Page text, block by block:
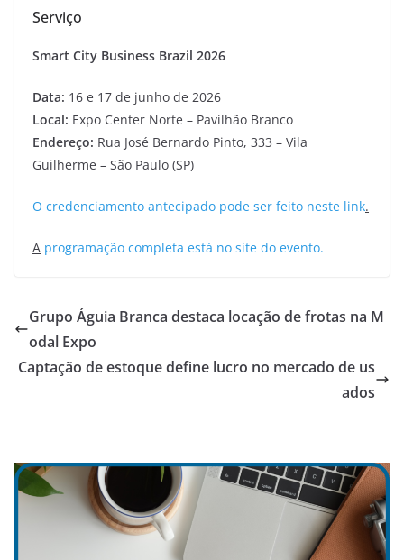
Serviço
Smart City Business Brazil 2026
Data: 16 e 17 de junho de 2026
Local: Expo Center Norte – Pavilhão Branco
Endereço: Rua José Bernardo Pinto, 333 – Vila
Guilherme – São Paulo (SP)
O credenciamento antecipado pode ser feito neste link.
A programação completa está no site do evento.
Grupo Águia Branca destaca locação de frotas na M
odal Expo
Captação de estoque define lucro no mercado de us
ados